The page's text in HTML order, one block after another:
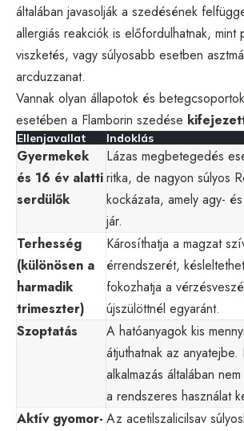
általában javasolják a szedésének
allergiás reakciók is előfordulhatnak, mint
viszketés, vagy súlyosabb esetben
arcduzzanat.
Vannak olyan állapotok és
esetében a Flamborin szedése
Ellenjavallat Indoklás
Gyermekek
és 16 év alatti
serdülők
Lázas megbetegedés
ritka, de nagyon súlyos
kockázata, amely agy-
jár.
Terhesség
(különösen a
harmadik
trimeszter)
Károsíthatja a magzat
érrendszerét,
fokozhatja a
újszülöttnél egyaránt.
Szoptatás
A hatóanyagok kis
átjuthatnak az anyatejbe.
alkalmazás általában
a rendszeres használat
Aktív gyomor- Az acetilszalicilsav